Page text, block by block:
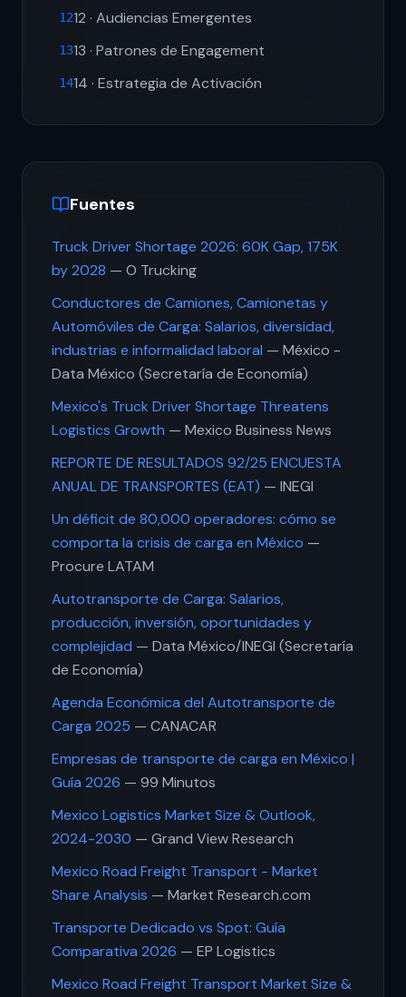
1212 · Audiencias Emergentes
1313 · Patrones de Engagement
1414 · Estrategia de Activación
Fuentes
Truck Driver Shortage 2026: 60K Gap, 175K
by 2028 — O Trucking
Conductores de Camiones, Camionetas y
Automóviles de Carga: Salarios, diversidad,
industrias e informalidad laboral — México -
Data México (Secretaría de Economía)
Mexico's Truck Driver Shortage Threatens
Logistics Growth — Mexico Business News
REPORTE DE RESULTADOS 92/25 ENCUESTA
ANUAL DE TRANSPORTES (EAT) — INEGI
Un déficit de 80,000 operadores: cómo se
comporta la crisis de carga en México —
Procure LATAM
Autotransporte de Carga: Salarios,
producción, inversión, oportunidades y
complejidad — Data México/INEGI (Secretaría
de Economía)
Agenda Económica del Autotransporte de
Carga 2025 — CANACAR
Empresas de transporte de carga en México |
Guía 2026 — 99 Minutos
Mexico Logistics Market Size & Outlook,
2024-2030 — Grand View Research
Mexico Road Freight Transport - Market
Share Analysis — Market Research.com
Transporte Dedicado vs Spot: Guía
Comparativa 2026 — EP Logistics
Mexico Road Freight Transport Market Size &